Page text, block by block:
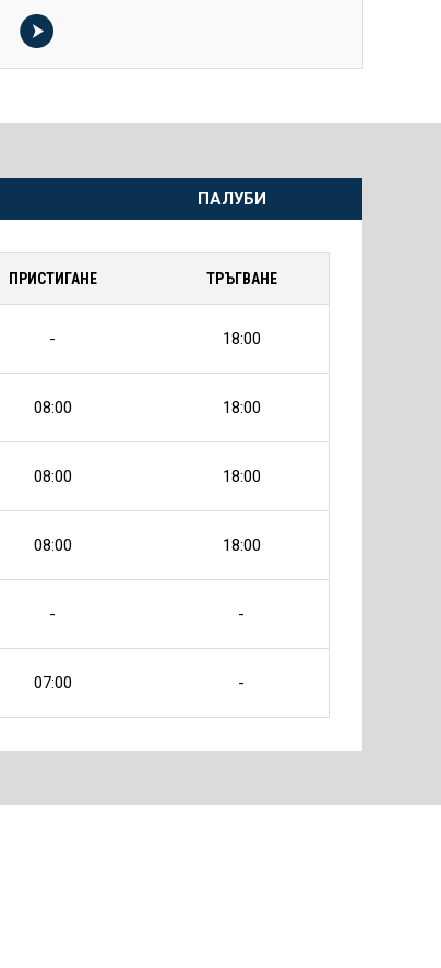
ПАЛУБИ
ПРИСТИГАНЕ ТРЪГВАНЕ
- 18:00
08:00 18:00
08:00 18:00
08:00 18:00
- -
07:00 -